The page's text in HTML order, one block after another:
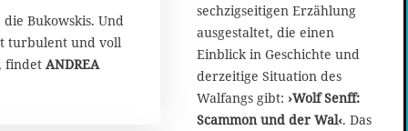
e
p
t
Bukowskis. Und
turbulent und voll
findet ANDREA
sechzigseitigen Erzählung
ausgestaltet, die einen
Einblick in Geschichte und
derzeitige Situation des
Walfangs gibt: ›Wolf Senff:
Scammon und der Wal‹. Das